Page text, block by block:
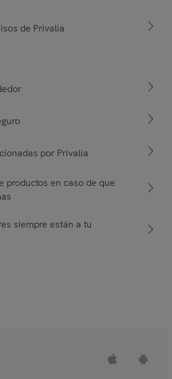
de Privalia
por Privalia
productos en caso de que
siempre están a tu